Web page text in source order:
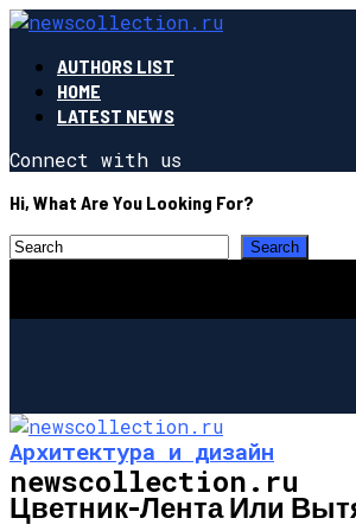
AUTHORS LIST
HOME
LATEST NEWS
Connect with us
Hi, What Are You Looking For?
newscollection.ru
Архитектура и дизайн
Цветник-Лента Или